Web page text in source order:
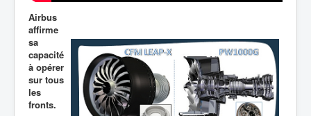
Airbus
affirme
sa
capacité
à opérer
sur tous
les
fronts.